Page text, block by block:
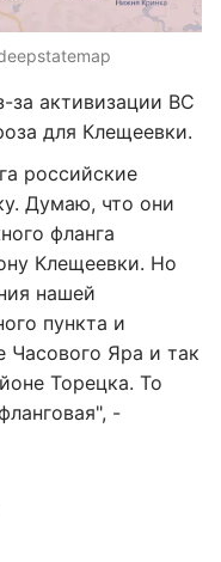
за активизации ВС
для Клещеевки.
российские
Думаю, что они
фланга
Клещеевки. Но
нашей
пункта и
Часового Яра и так
Торецка. То
-